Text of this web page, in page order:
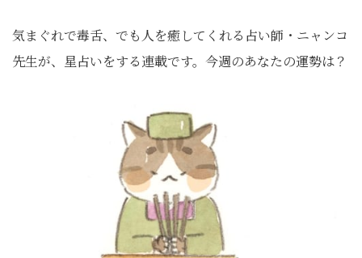
気まぐれで毒舌、でも人を癒してくれる占い師・ニャンコ
先生が、星占いをする連載です。今週のあなたの運勢は？